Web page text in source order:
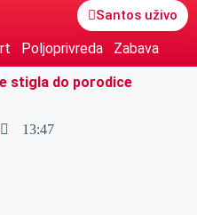
Santos uživo
Poljoprivreda
Zabava
stigla do porodice
13:47